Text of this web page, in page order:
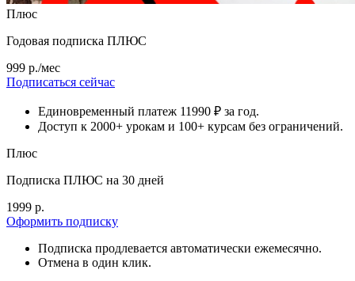
Плюс
Годовая подписка ПЛЮС
999 р./мес
Подписаться сейчас
Единовременный платеж 11990 ₽ за год.
Доступ к 2000+ урокам и 100+ курсам без ограничений.
Плюс
Подписка ПЛЮС на 30 дней
1999 р.
Оформить подписку
Подписка продлевается автоматически ежемесячно.
Отмена в один клик.